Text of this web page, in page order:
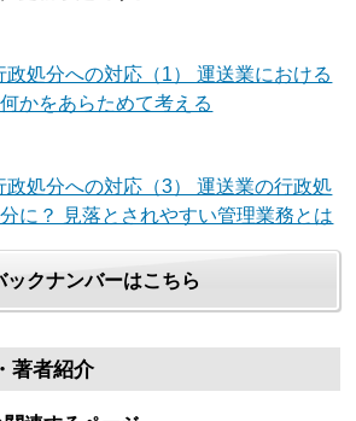
処分への対応（1） 運送業における
かをあらためて考える
政処分への対応（3） 運送業の行政処
に？ 見落とされやすい管理業務とは
ックナンバーはこちら
著者紹介